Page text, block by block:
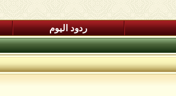
ردود اليوم